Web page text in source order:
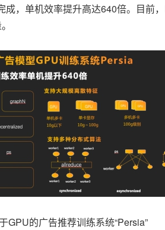
成，单机效率提升高达640倍。目前
GPU的广告推荐训练系统“Persia”